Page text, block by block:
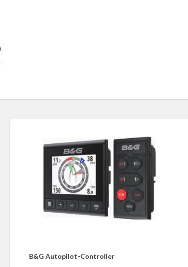
B&G Autopilot-Controller